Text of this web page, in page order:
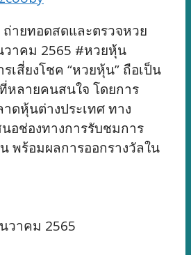
ายทอดสดและตรวจหวย
าคม 2565 #หวยหุ้น
เสี่ยงโชค “หวยหุ้น” ถือเป็น
หลายคนสนใจ โดยการ
ดหุ้นต่างประเทศ ทาง
อช่องทางการรับชมการ
พร้อมผลการออกรางวัลใน
วาคม 2565